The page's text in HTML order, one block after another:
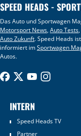
SPEED HEADS -
Das Auto und Sportwagen
Motorsport News,Auto Tests
Auto Zukunft. Speed Heads
informiert imSportwagen
Autos.
INTERN
Speed Heads TV
Partner